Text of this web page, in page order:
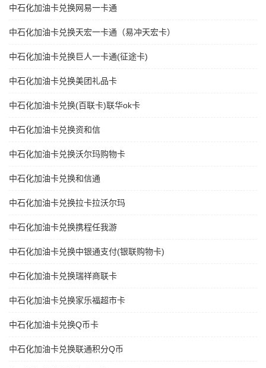
中石化加油卡兑换网易一卡通
中石化加油卡兑换天宏一卡通（易冲天宏卡）
中石化加油卡兑换巨人一卡通(征途卡)
中石化加油卡兑换美团礼品卡
中石化加油卡兑换(百联卡)联华ok卡
中石化加油卡兑换资和信
中石化加油卡兑换沃尔玛购物卡
中石化加油卡兑换和信通
中石化加油卡兑换拉卡拉沃尔玛
中石化加油卡兑换携程任我游
中石化加油卡兑换中银通支付(银联购物卡)
中石化加油卡兑换瑞祥商联卡
中石化加油卡兑换家乐福超市卡
中石化加油卡兑换Q币卡
中石化加油卡兑换联通积分Q币